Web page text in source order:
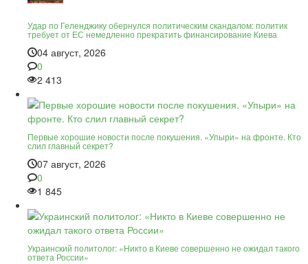
Удар по Геленджику обернулся политическим скандалом: политик
требует от ЕС немедленно прекратить финансирование Киева
04 август, 2026
0
2 413
Первые хорошие новости после покушения. «Упыри» на фронте. Кто
слил главный секрет?
07 август, 2026
0
1 845
Украинский политолог: «Никто в Киеве совершенно не ожидал такого
ответа России»